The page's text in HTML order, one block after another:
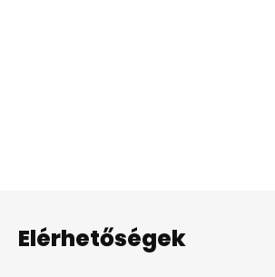
Elérhetőségek